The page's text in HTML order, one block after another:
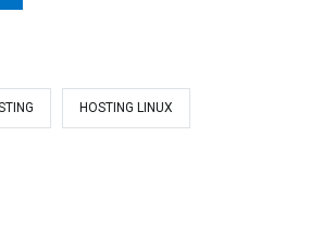
HOSTING LINUX